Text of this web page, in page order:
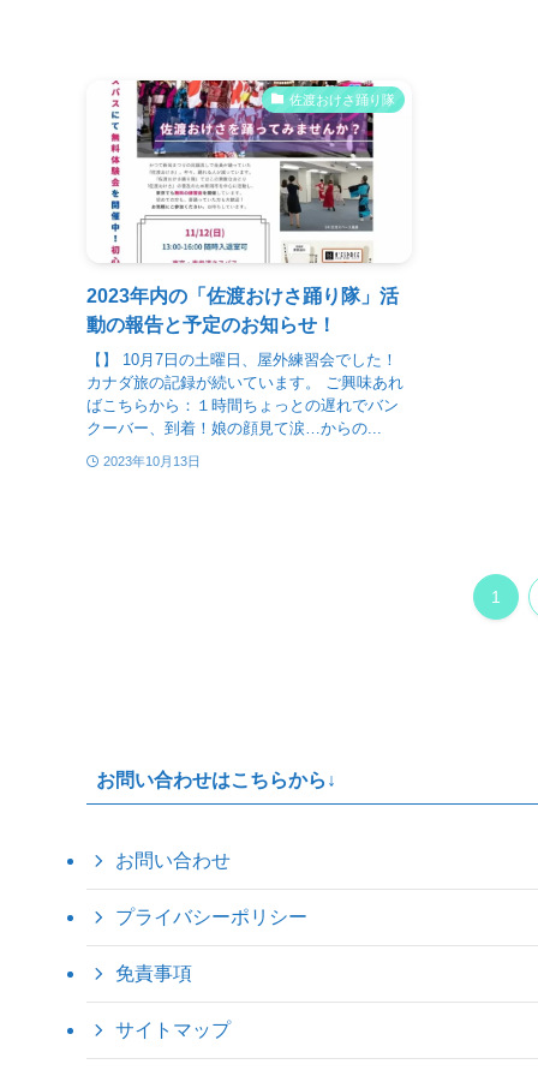
佐渡おけさ踊り隊
2023年内の「佐渡おけさ踊り隊」活
動の報告と予定のお知らせ！
【】 10月7日の土曜日、屋外練習会でした！
カナダ旅の記録が続いています。 ご興味あれ
ばこちらから：１時間ちょっとの遅れでバン
クーバー、到着！娘の顔見て涙…からの...
2023年10月13日
1
お問い合わせはこちらから↓
お問い合わせ
プライバシーポリシー
免責事項
サイトマップ